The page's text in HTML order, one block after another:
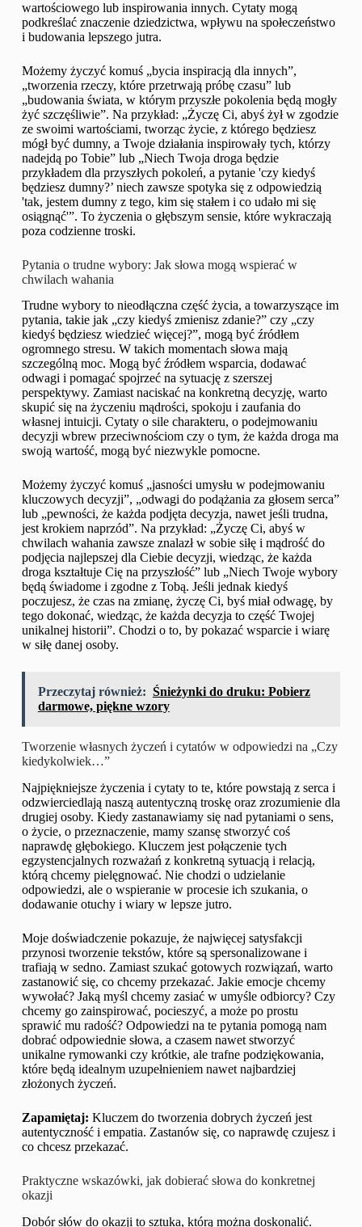
wartościowego lub inspirowania innych. Cytaty mogą
podkreślać znaczenie dziedzictwa, wpływu na społeczeństwo
i budowania lepszego jutra.
Możemy życzyć komuś „bycia inspiracją dla innych”,
„tworzenia rzeczy, które przetrwają próbę czasu” lub
„budowania świata, w którym przyszłe pokolenia będą mogły
żyć szczęśliwie”. Na przykład: „Życzę Ci, abyś żył w zgodzie
ze swoimi wartościami, tworząc życie, z którego będziesz
mógł być dumny, a Twoje działania inspirowały tych, którzy
nadejdą po Tobie” lub „Niech Twoja droga będzie
przykładem dla przyszłych pokoleń, a pytanie 'czy kiedyś
będziesz dumny?’ niech zawsze spotyka się z odpowiedzią
'tak, jestem dumny z tego, kim się stałem i co udało mi się
osiągnąć'”. To życzenia o głębszym sensie, które wykraczają
poza codzienne troski.
Pytania o trudne wybory: Jak słowa mogą wspierać w
chwilach wahania
Trudne wybory to nieodłączna część życia, a towarzyszące im
pytania, takie jak „czy kiedyś zmienisz zdanie?” czy „czy
kiedyś będziesz wiedzieć więcej?”, mogą być źródłem
ogromnego stresu. W takich momentach słowa mają
szczególną moc. Mogą być źródłem wsparcia, dodawać
odwagi i pomagać spojrzeć na sytuację z szerszej
perspektywy. Zamiast naciskać na konkretną decyzję, warto
skupić się na życzeniu mądrości, spokoju i zaufania do
własnej intuicji. Cytaty o sile charakteru, o podejmowaniu
decyzji wbrew przeciwnościom czy o tym, że każda droga ma
swoją wartość, mogą być niezwykle pomocne.
Możemy życzyć komuś „jasności umysłu w podejmowaniu
kluczowych decyzji”, „odwagi do podążania za głosem serca”
lub „pewności, że każda podjęta decyzja, nawet jeśli trudna,
jest krokiem naprzód”. Na przykład: „Życzę Ci, abyś w
chwilach wahania zawsze znalazł w sobie siłę i mądrość do
podjęcia najlepszej dla Ciebie decyzji, wiedząc, że każda
droga kształtuje Cię na przyszłość” lub „Niech Twoje wybory
będą świadome i zgodne z Tobą. Jeśli jednak kiedyś
poczujesz, że czas na zmianę, życzę Ci, byś miał odwagę, by
tego dokonać, wiedząc, że każda decyzja to część Twojej
unikalnej historii”. Chodzi o to, by pokazać wsparcie i wiarę
w siłę danej osoby.
Przeczytaj również: Śnieżynki do druku: Pobierz
darmowe, piękne wzory
Tworzenie własnych życzeń i cytatów w odpowiedzi na „Czy
kiedykolwiek…”
Najpiękniejsze życzenia i cytaty to te, które powstają z serca i
odzwierciedlają naszą autentyczną troskę oraz zrozumienie dla
drugiej osoby. Kiedy zastanawiamy się nad pytaniami o sens,
o życie, o przeznaczenie, mamy szansę stworzyć coś
naprawdę głębokiego. Kluczem jest połączenie tych
egzystencjalnych rozważań z konkretną sytuacją i relacją,
którą chcemy pielęgnować. Nie chodzi o udzielanie
odpowiedzi, ale o wspieranie w procesie ich szukania, o
dodawanie otuchy i wiary w lepsze jutro.
Moje doświadczenie pokazuje, że najwięcej satysfakcji
przynosi tworzenie tekstów, które są spersonalizowane i
trafiają w sedno. Zamiast szukać gotowych rozwiązań, warto
zastanowić się, co chcemy przekazać. Jakie emocje chcemy
wywołać? Jaką myśl chcemy zasiać w umyśle odbiorcy? Czy
chcemy go zainspirować, pocieszyć, a może po prostu
sprawić mu radość? Odpowiedzi na te pytania pomogą nam
dobrać odpowiednie słowa, a czasem nawet stworzyć
unikalne rymowanki czy krótkie, ale trafne podziękowania,
które będą idealnym uzupełnieniem nawet najbardziej
złożonych życzeń.
Zapamiętaj: Kluczem do tworzenia dobrych życzeń jest
autentyczność i empatia. Zastanów się, co naprawdę czujesz i
co chcesz przekazać.
Praktyczne wskazówki, jak dobierać słowa do konkretnej
okazji
Dobór słów do okazji to sztuka, którą można doskonalić.